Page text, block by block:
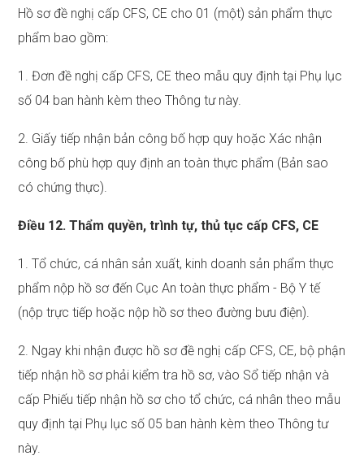
Hồ sơ đề nghị cấp CFS, CE cho 01 (một) sản phẩm thực
phẩm bao gồm:
1. Đơn đề nghị cấp CFS, CE theo mẫu quy định tại Phụ lục
số 04 ban hành kèm theo Thông tư này.
2. Giấy tiếp nhận bản công bố hợp quy hoặc Xác nhận
công bố phù hợp quy định an toàn thực phẩm (Bản sao
có chứng thực).
Điều 12. Thẩm quyền, trình tự, thủ tục cấp CFS, CE
1. Tổ chức, cá nhân sản xuất, kinh doanh sản phẩm thực
phẩm nộp hồ sơ đến Cục An toàn thực phẩm - Bộ Y tế
(nộp trực tiếp hoặc nộp hồ sơ theo đường bưu điện).
2. Ngay khi nhận được hồ sơ đề nghị cấp CFS, CE, bộ phận
tiếp nhận hồ sơ phải kiểm tra hồ sơ, vào Sổ tiếp nhận và
cấp Phiếu tiếp nhận hồ sơ cho tổ chức, cá nhân theo mẫu
quy định tại Phụ lục số 05 ban hành kèm theo Thông tư
này.